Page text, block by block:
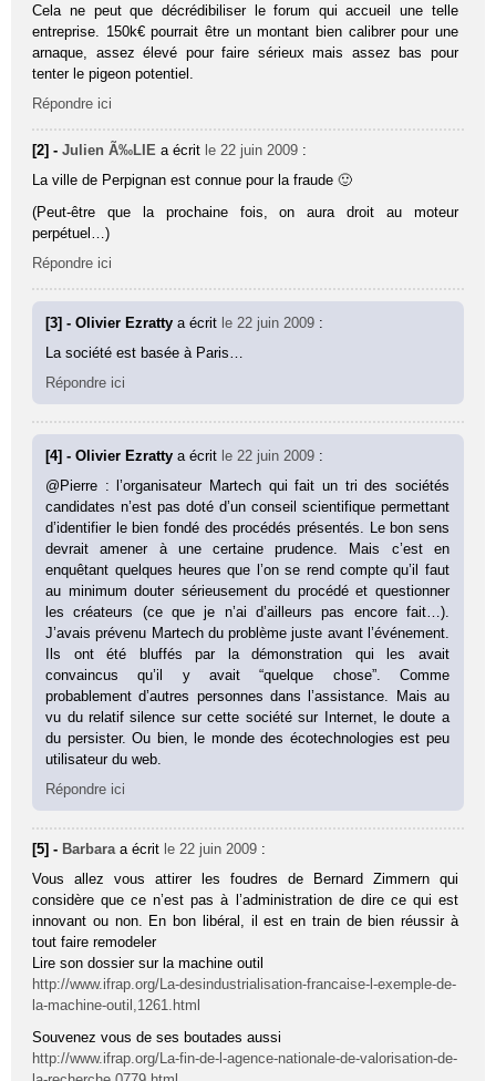
Cela ne peut que décrédibiliser le forum qui accueil une telle
entreprise. 150k€ pourrait être un montant bien calibrer pour une
arnaque, assez élevé pour faire sérieux mais assez bas pour
tenter le pigeon potentiel.
Répondre ici
[2] -Julien Ã‰LIE a écrit le 22 juin 2009 :
La ville de Perpignan est connue pour la fraude 🙂
(Peut-être que la prochaine fois, on aura droit au moteur
perpétuel…)
Répondre ici
[3] - Olivier Ezrattya écrit le 22 juin 2009 :
La société est basée à Paris…
Répondre ici
[4] - Olivier Ezrattya écrit le 22 juin 2009 :
@Pierre : l’organisateur Martech qui fait un tri des sociétés
candidates n’est pas doté d’un conseil scientifique permettant
d’identifier le bien fondé des procédés présentés. Le bon sens
devrait amener à une certaine prudence. Mais c’est en
enquêtant quelques heures que l’on se rend compte qu’il faut
au minimum douter sérieusement du procédé et questionner
les créateurs (ce que je n’ai d’ailleurs pas encore fait…).
J’avais prévenu Martech du problème juste avant l’événement.
Ils ont été bluffés par la démonstration qui les avait
convaincus qu’il y avait “quelque chose”. Comme
probablement d’autres personnes dans l’assistance. Mais au
vu du relatif silence sur cette société sur Internet, le doute a
du persister. Ou bien, le monde des écotechnologies est peu
utilisateur du web.
Répondre ici
[5] - Barbara a écrit le 22 juin 2009 :
Vous allez vous attirer les foudres de Bernard Zimmern qui
considère que ce n’est pas à l’administration de dire ce qui est
innovant ou non. En bon libéral, il est en train de bien réussir à
tout faire remodeler
Lire son dossier sur la machine outil
http://www.ifrap.org/La-desindustrialisation-francaise-l-exemple-de-
la-machine-outil,1261.html
Souvenez vous de ses boutades aussi
http://www.ifrap.org/La-fin-de-l-agence-nationale-de-valorisation-de-